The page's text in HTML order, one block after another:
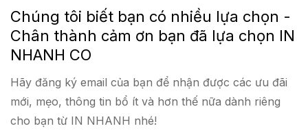
Chúng tôi biết bạn có nhiều lựa chọn -
Chân thành cảm ơn bạn đã lựa chọn IN
NHANH CO
Hãy đăng ký email của bạn để nhận được các ưu đãi
mới, mẹo, thông tin bổ ít và hơn thế nữa dành riêng
cho bạn từ IN NHANH nhé!